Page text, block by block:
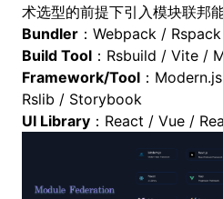
术选型的前提下引入模块联邦能
Bundler ：Webpack /
Build Tool ：Rsbuild / Vite /
Framework/Tool ：
Rslib / Storybook
UI Library ：React / Vue /